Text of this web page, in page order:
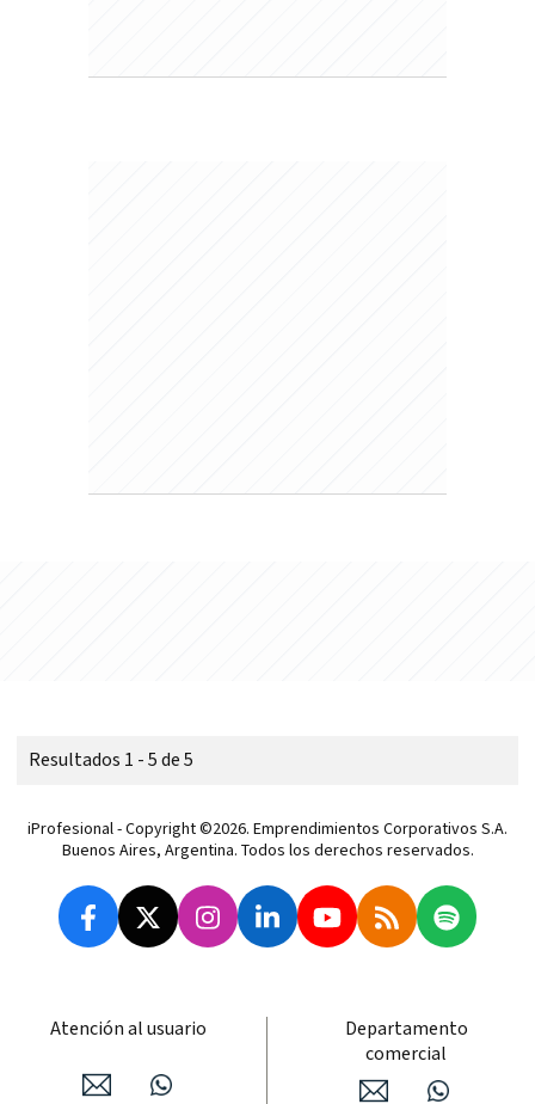
Resultados 1 - 5 de 5
iProfesional - Copyright ©2026. Emprendimientos Corporativos S.A.
Buenos Aires, Argentina. Todos los derechos reservados.
Atención al usuario
Departamento
comercial